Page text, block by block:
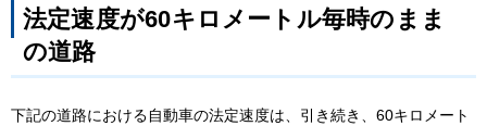
法定速度が60キロメートル毎時のまま
の道路
下記の道路における自動車の法定速度は、引き続き、60キロメート